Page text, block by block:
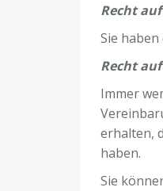
Recht
Sie
Recht
Immer
erhalten,
haben.
Sie